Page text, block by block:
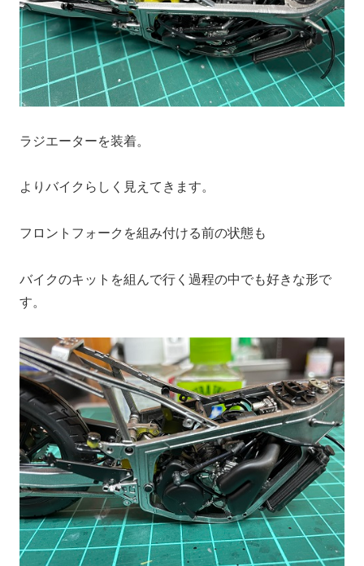
ラジエーターを装着。
よりバイクらしく見えてきます。
フロントフォークを組み付ける前の状態も
バイクのキットを組んで行く過程の中でも好きな形で
す。